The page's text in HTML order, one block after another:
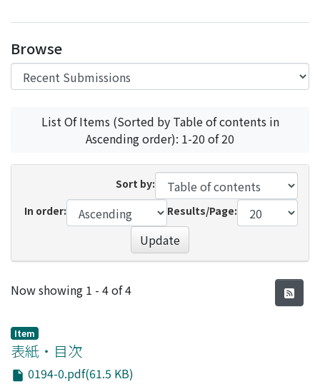
Browse
List Of Items (Sorted by Table of contents in
Ascending order): 1-20 of 20
Sort by:
In order:
Results/Page:
Update
Recent Submissions
Now showing 1 - 4 of 4
Item
表紙・目次
0194-0.pdf(61.5 KB)